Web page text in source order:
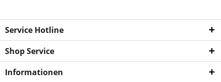
Service Hotline
Shop Service
Informationen